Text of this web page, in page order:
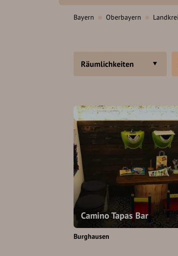
Bayern Oberbayern
Räumlichkeiten
Camino Tapas Bar
Burghausen